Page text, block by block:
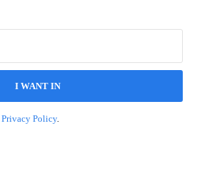
I WANT IN
Privacy Policy.